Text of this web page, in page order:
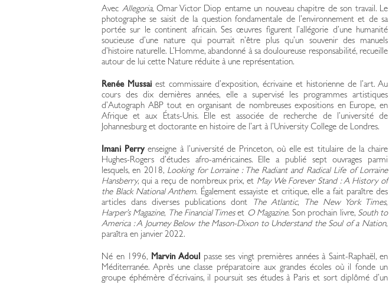
Avec Allegoria, Omar Victor Diop entame un nouveau chapitre de son travail. Le
photographe se saisit de la question fondamentale de l’environnement et de sa
portée sur le continent africain. Ses œuvres figurent l’allégorie d’une humanité
soucieuse d’une nature qui pourrait n’être plus qu’un souvenir des manuels
d’histoire naturelle. L’Homme, abandonné à sa douloureuse responsabilité, recueille
autour de lui cette Nature réduite à une représentation.
Renée Mussai est commissaire d’exposition, écrivaine et historienne de l’art. Au
cours des dix dernières années, elle a supervisé les programmes artistiques
d’Autograph ABP tout en organisant de nombreuses expositions en Europe, en
Afrique et aux États-Unis. Elle est associée de recherche de l’université de
Johannesburg et doctorante en histoire de l’art à l’University College de Londres.
Imani Perryenseigne à l’université de Princeton, où elle est titulaire de la chaire
Hughes-Rogers d’études afro-américaines. Elle a publié sept ouvrages parmi
lesquels, en 2018, Looking for Lorraine : The Radiant and Radical Life of Lorraine
Hansberry, qui a reçu de nombreux prix, et May We Forever Stand : A History of
the Black National Anthem. Également essayiste et critique, elle a fait paraître des
articles dans diverses publications dont
The Atlantic, The New York Times,
Harper’s Magazine, The Financial Timeset O Magazine. Son prochain livre, South to
America : A Journey Below the Mason-Dixon to Understand the Soul of a Nation,
paraîtra en janvier 2022.
Né en 1996, Marvin Adoul passe ses vingt premières années à Saint-Raphaël, en
Méditerranée. Après une classe préparatoire aux grandes écoles où il fonde un
groupe éphémère d’écrivains, il poursuit ses études à Paris et sort diplômé d’un